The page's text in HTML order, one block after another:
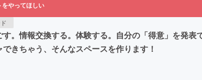
をやってほしい
情報交換する。体験する。自分の「得意」を発表
きちゃう、そんなスペースを作ります！